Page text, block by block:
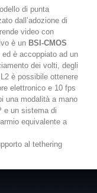
di punta
dall’adozione di
video con
è un BSI-CMOS
è accoppiato ad un
dei volti, degli
è possibile ottenere
elettronico e 10 fps
una modalità a mano
e un sistema di
equivalente a
al tethering